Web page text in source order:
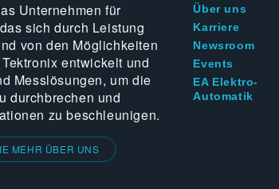
Unternehmen für
sich durch Leistung
von den Möglichkeiten
entwickelt und
Messlösungen, um die
durchbrechen und
zu beschleunigen.
MEHR ÜBER UNS
Über uns
Karriere
Newsroom
Events
EA Elektro-
Automatik